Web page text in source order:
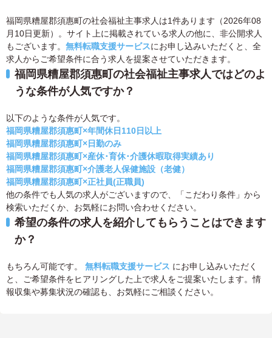
福岡県糟屋郡須惠町の社会福祉主事求人は1件あります（2026年08
月10日更新）。サイト上に掲載されている求人の他に、非公開求人
もございます。 無料転職支援サービスにお申し込みいただくと、全
求人からご希望条件に合う求人を提案させていただきます。
福岡県糟屋郡須惠町の社会福祉主事求人ではどのよ
うな条件が人気ですか？
以下のような条件が人気です。
福岡県糟屋郡須惠町×年間休日110日以上
福岡県糟屋郡須惠町×日勤のみ
福岡県糟屋郡須惠町×産休･育休･介護休暇取得実績あり
福岡県糟屋郡須惠町×介護老人保健施設（老健）
福岡県糟屋郡須惠町×正社員(正職員)
他の条件でも人気の求人がございますので、「こだわり条件」から
検索いただくか、お気軽にお問い合わせください。
希望の条件の求人を紹介してもらうことはできます
か？
もちろん可能です。 無料転職支援サービス にお申し込みいただく
と、ご希望条件をヒアリングした上で求人をご提案いたします。情
報収集や募集状況の確認も、お気軽にご相談ください。